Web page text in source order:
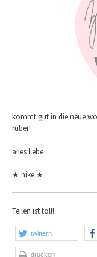
kommt gut in die neue
rüber!
alles liebe
★ nike ★
Teilen ist toll!
twittern
drucken